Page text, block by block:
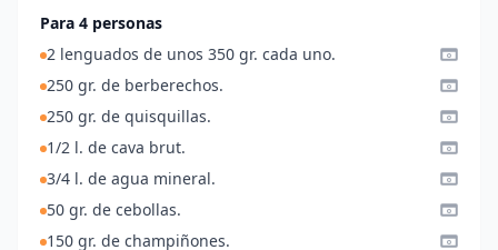
Para 4 personas
2 lenguados de unos 350 gr. cada uno.
250 gr. de berberechos.
250 gr. de quisquillas.
1/2 l. de cava brut.
3/4 l. de agua mineral.
50 gr. de cebollas.
150 gr. de champiñones.